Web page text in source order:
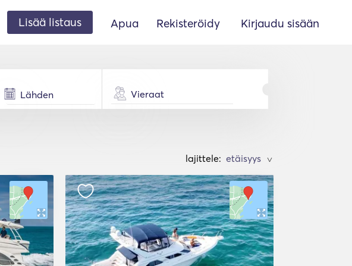
Lisää listaus Apua Rekisteröidy Kirjaudu sisään
Vieraat
lajittele: >